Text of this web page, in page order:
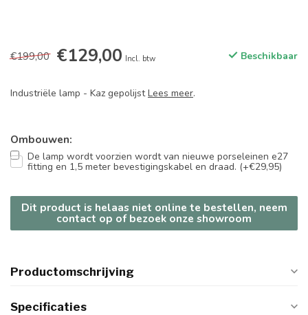
€199,00 €129,00 Incl. btw Beschikbaar
Industriële lamp - Kaz gepolijstLees meer.
Ombouwen:
De lamp wordt voorzien wordt van nieuwe porseleinen e27
fitting en 1,5 meter bevestigingskabel en draad. (+€29,95)
Dit product is helaas niet online te bestellen, neem
contact op of bezoek onze showroom
Productomschrijving
Specificaties